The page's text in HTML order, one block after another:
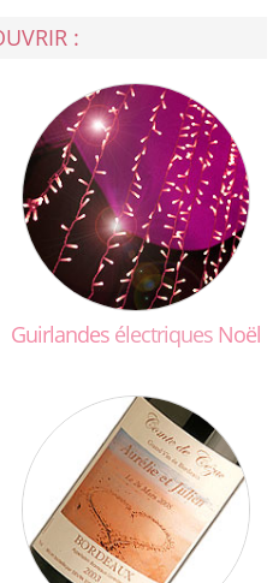
:
Guirlandes électriquesNoël